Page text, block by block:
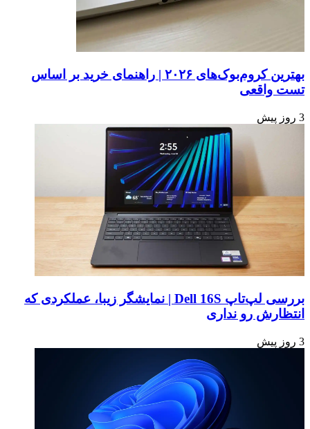
بهترین کروم‌بوک‌های ۲۰۲۶ | راهنمای خرید بر اساس
تست واقعی
3 روز پیش
بررسی لپ‌تاپ Dell 16S | نمایشگر زیبا، عملکردی که
انتظارش رو نداری
3 روز پیش